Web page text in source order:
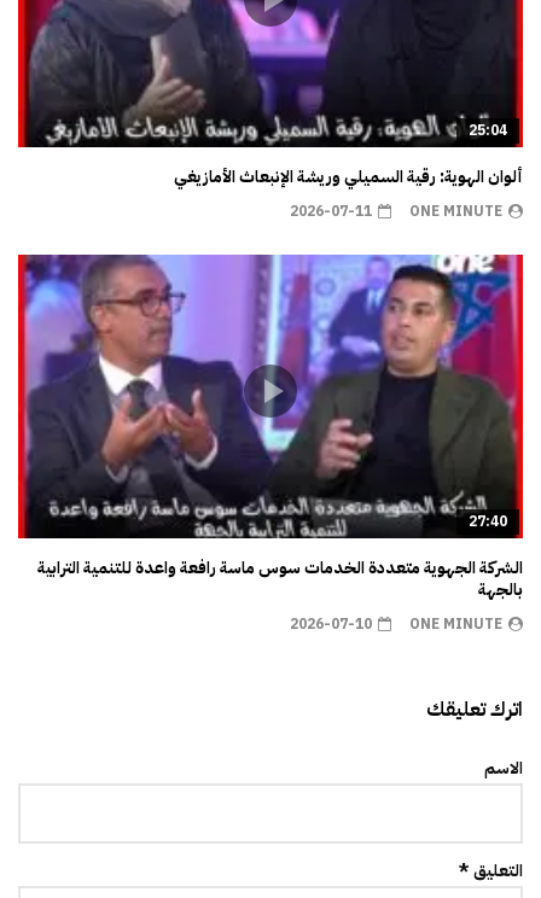
25:04
ألوان الهوية: رقية السميلي وريشة الإنبعاث الأمازيغي
ONE MINUTE
2026-07-11
27:40
الشركة الجهوية متعددة الخدمات سوس ماسة رافعة واعدة للتنمية الترابية
بالجهة
ONE MINUTE
2026-07-10
اترك تعليقك
الاسم
التعليق *